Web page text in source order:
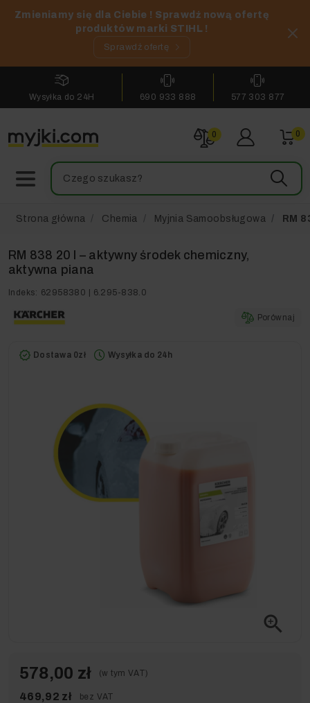
Zmieniamy się dla Ciebie ! Sprawdź nową ofertę
produktów marki STIHL !
Sprawdź ofertę
Wysyłka do 24H 690 933 888 577 303 877
0 0
Strona główna Chemia Myjnia Samoobsługowa RM
RM 838 20 l – aktywny środek chemiczny,
aktywna piana
Indeks: 62958380 | 6.295-838.0
Porównaj
Dostawa 0zł Wysyłka do 24h
zoom_in
578,00 zł (w tym VAT)
469,92 zł bez VAT